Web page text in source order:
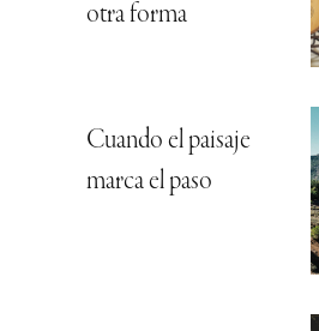
otra forma
Cuando el paisaje
marca el paso